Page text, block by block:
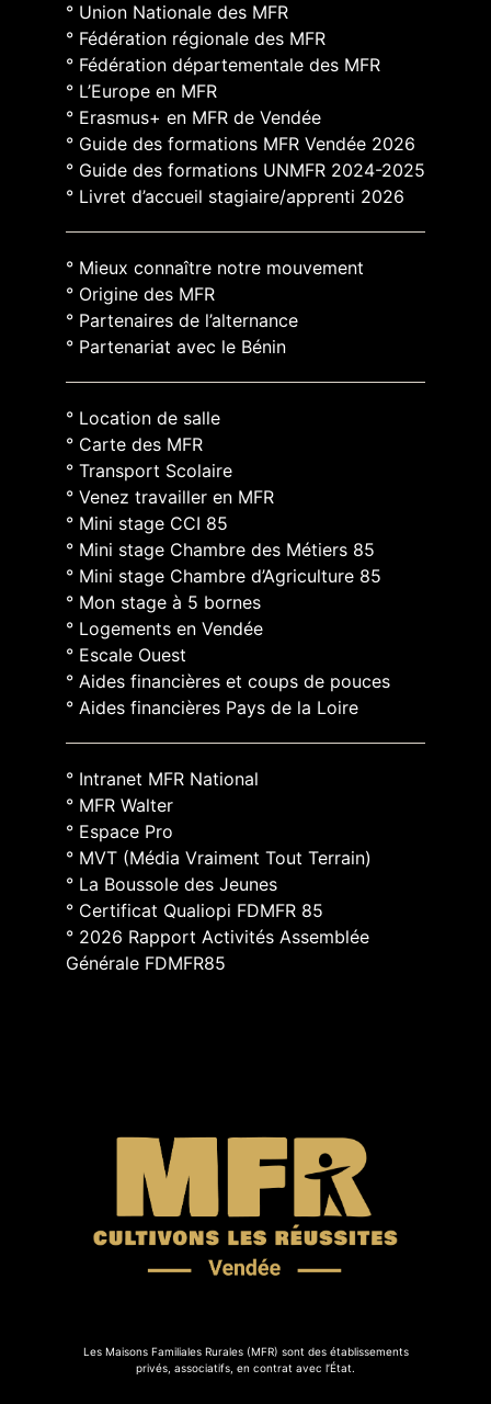
° Union Nationale des MFR
° Fédération régionale des MFR
° Fédération départementale des MFR
° L’Europe en MFR
° Erasmus+ en MFR de Vendée
° Guide des formations MFR Vendée 2026
° Guide des formations UNMFR 2024-2025
° Livret d’accueil stagiaire/apprenti 2026
° Mieux connaître notre mouvement
° Origine des MFR
° Partenaires de l’alternance
° Partenariat avec le Bénin
° Location de salle
° Carte des MFR
° Transport Scolaire
° Venez travailler en MFR
° Mini stage CCI 85
° Mini stage Chambre des Métiers 85
° Mini stage Chambre d’Agriculture 85
° Mon stage à 5 bornes
° Logements en Vendée
° Escale Ouest
° Aides financières et coups de pouces
° Aides financières Pays de la Loire
° Intranet MFR National
° MFR Walter
° Espace Pro
° MVT (Média Vraiment Tout Terrain)
° La Boussole des Jeunes
° Certificat Qualiopi FDMFR 85
° 2026 Rapport Activités Assemblée
Générale FDMFR85
Les Maisons Familiales Rurales (MFR) sont des établissements
privés, associatifs, en contrat avec l’État.